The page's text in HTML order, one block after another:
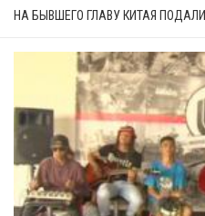
НА БЫВШЕГО ГЛАВУ КИТАЯ